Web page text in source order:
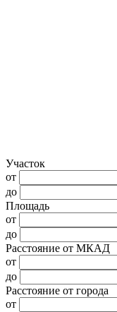
Участок
от
до
Площадь
от
до
Расстояние от МКАД
от
до
Расстояние от города
от